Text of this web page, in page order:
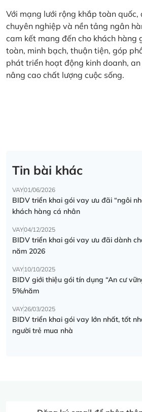
Với mạng lưới rộng khắp toàn quốc,
chuyên nghiệp và nền tảng ngân
cam kết mang đến cho khách hàng
toàn, minh bạch, thuận tiện, góp
phát triển hoạt động kinh doanh,
nâng cao chất lượng cuộc sống.
Tin bài khác
VAY01/06/2026
BIDV triển khai gói vay ưu đãi “ngôi
khách hàng cá nhân
VAY04/12/2025
BIDV triển khai gói vay ưu đãi dành
năm 2026
VAY10/10/2025
BIDV giới thiệu gói tín dụng “An cư
5%/năm
VAY26/03/2025
BIDV triển khai gói vay lớn nhất, tốt
người trẻ mua nhà